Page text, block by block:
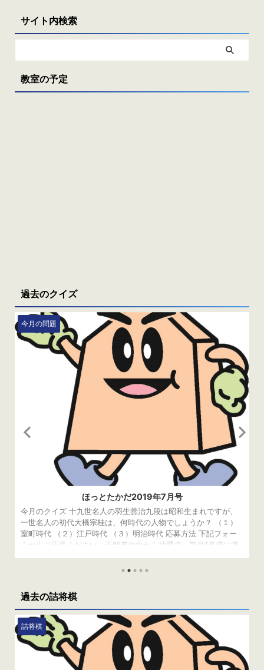
サイト内検索
教室の予定
過去のクイズ
今月の問題
ほっとたかだ2019年7月号
今月のクイズ 十九世名人の羽生善治九段は昭和生まれですが、
一世名人の初代大橋宗桂は、何時代の人物でしょうか？ （１）
室町時代 （２）江戸時代 （３）明治時代 応募方法 下記フォー
ムからご応募ください。正解者の中から抽選で、毎月1名様に将
（金）です。当選者の発表は、発送をもってかえさせていただき
駒に見立てて「将棋野試合（後に人間将 ...
過去の詰将棋
詰将棋